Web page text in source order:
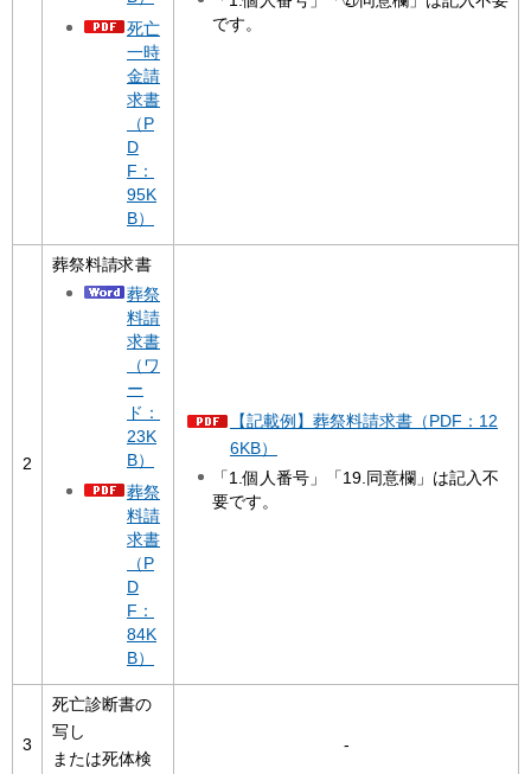
死亡
一時
金請
求書
（P
D
F：
95K
B）
です。
2
葬祭料請求書
葬祭
料請
求書
（ワ
ー
ド：
23K
B）
葬祭
料請
求書
（P
D
F：
84K
B）
【記載例】葬祭料請求書（PDF：12
6KB）
「1.個人番号」「19.同意欄」は記入不
要です。
3
死亡診断書の
写し
または死体検
-